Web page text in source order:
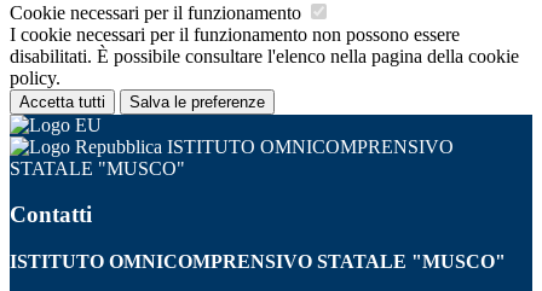
Cookie necessari per il funzionamento
I cookie necessari per il funzionamento non possono essere
disabilitati. È possibile consultare l'elenco nella pagina della cookie
policy.
Accetta tutti Salva le preferenze
ISTITUTO OMNICOMPRENSIVO
STATALE "MUSCO"
Contatti
ISTITUTO OMNICOMPRENSIVO STATALE "MUSCO"